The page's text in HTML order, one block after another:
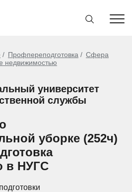
Профпереподготовка
Сфера
недвижимостью
университет
службы
уборке (252ч)
в НУГС